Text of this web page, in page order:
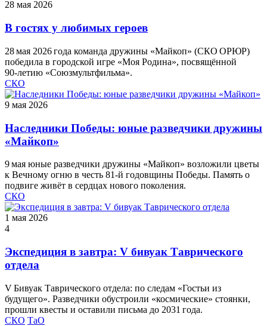
28 мая 2026
В гостях у любимых героев
28 мая 2026 года команда дружины «Майкоп» (СКО ОРЮР)
победила в городской игре «Моя Родина», посвящённой
90‑летию «Союзмультфильма».
СКО
9 мая 2026
Наследники Победы: юные разведчики дружины
«Майкоп»
9 мая юные разведчики дружины «Майкоп» возложили цветы
к Вечному огню в честь 81‑й годовщины Победы. Память о
подвиге живёт в сердцах нового поколения.
СКО
1 мая 2026
4
Экспедиция в завтра: V бивуак Таврического
отдела
V Бивуак Таврического отдела: по следам «Гостьи из
будущего». Разведчики обустроили «космические» стоянки,
прошли квесты и оставили письма до 2031 года.
СКО ТаО